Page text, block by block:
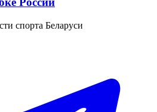
спорта Беларуси